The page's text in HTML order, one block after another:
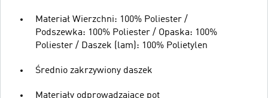
Materiał Wierzchni: 100% Poliester /
Podszewka: 100% Poliester / Opaska: 100%
Poliester / Daszek (lam): 100% Polietylen
Średnio zakrzywiony daszek
Materiały odprowadzające pot